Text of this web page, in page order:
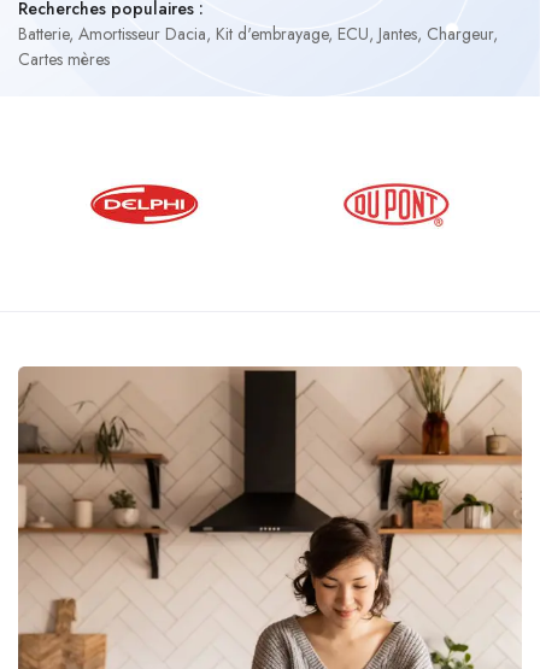
Recherches populaires :
Batterie, Amortisseur Dacia, Kit d'embrayage, ECU, Jantes, Chargeur,
Cartes mères